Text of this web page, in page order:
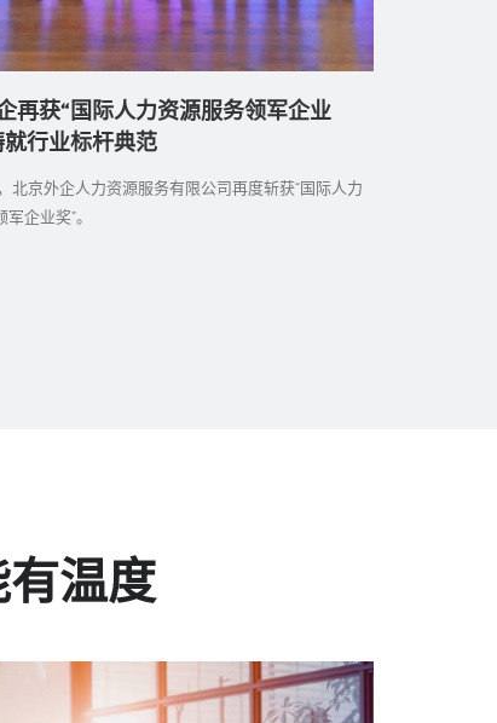
再获“国际人力资源服务领军企业
就行业标杆典范
北京外企人力资源服务有限公司再度斩获“国际人力
企业奖”。
温度